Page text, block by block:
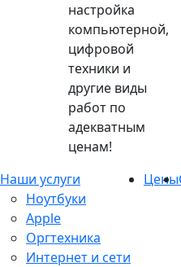
настройка
компьютерной,
цифровой
техники и
другие виды
работ по
адекватным
ценам!
Наши услуги
Ноутбуки
Apple
Оргтехника
Интернет и сети
Цены